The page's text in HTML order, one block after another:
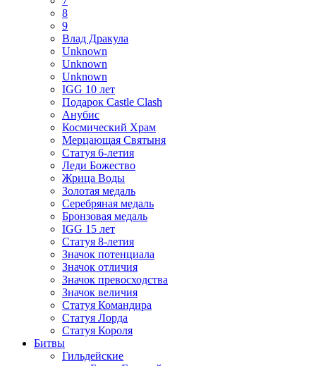
8
9
Влад Дракула
Unknown
Unknown
Unknown
IGG 10 лет
Подарок Castle Clash
Анубис
Космический Храм
Мерцающая Святыня
Статуя 6-летия
Леди Божество
Жрица Воды
Золотая медаль
Серебряная медаль
Бронзовая медаль
IGG 15 лет
Статуя 8-летия
Значок потенциала
Значок отличия
Значок превосходства
Значок величия
Статуя Командира
Статуя Лорда
Статуя Короля
Битвы
Гильдейские